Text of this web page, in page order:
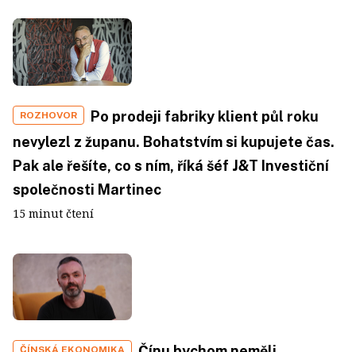
ROZHOVOR
Po prodeji fabriky klient půl roku
nevylezl z županu. Bohatstvím si kupujete čas.
Pak ale řešíte, co s ním, říká šéf J&T Investiční
společnosti Martinec
15 minut čtení
ČÍNSKÁ EKONOMIKA